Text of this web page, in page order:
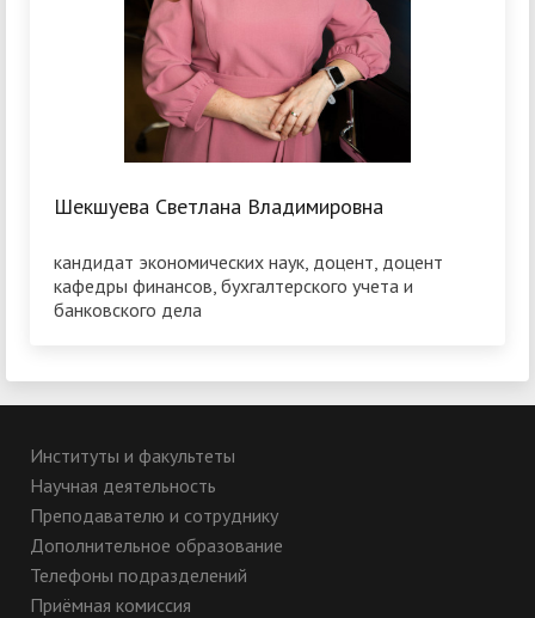
Шекшуева Светлана Владимировна
кандидат экономических наук, доцент, доцент
кафедры финансов, бухгалтерского учета и
банковского дела
Институты и факультеты
Научная деятельность
Преподавателю и сотруднику
Дополнительное образование
Телефоны подразделений
Приёмная комиссия